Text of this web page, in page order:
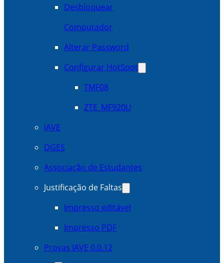
Desbloquear
Computador
Alterar Password
Configurar HotSpot
TMF08
ZTE_MF920U
IAVE
DGES
Associação de Estudantes
Justificação de Faltas
Impresso editável
Impresso PDF
Provas IAVE 0.0.12